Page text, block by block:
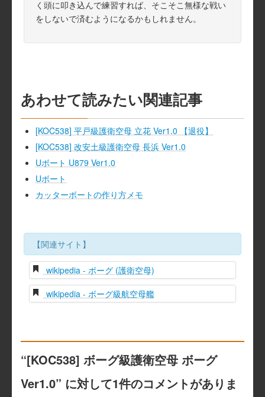
く頭に叩き込んで練習すれば、そこそこ無様な戦い
をしないで済むようになるかもしれません。
あわせて読みたい関連記事
[KOC538] 平戸級護衛空母 立花 Ver1.0 【退役】
[KOC538] 改安土級護衛空母 長浜 Ver1.0
Uボート U879 Ver1.0
Uボート
カッターボートの作り方メモ
【関連サイト】
wikipedia - ボーグ (護衛空母)
wikipedia - ボーグ級航空母艦
“[KOC538] ボーグ級護衛空母 ボーグ
Ver1.0” に対して1件のコメントがありま